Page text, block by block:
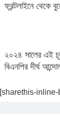
ফ্রন্টলাইনে থেকে
২০২৪ সালের এই
বিএনপির দীর্ঘ
[sharethis-inline-